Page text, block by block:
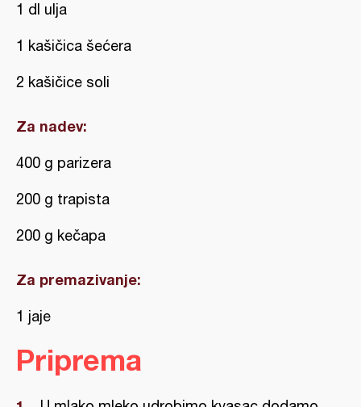
1 dl ulja
1 kašičica šećera
2 kašičice soli
Za nadev:
400 g parizera
200 g trapista
200 g kečapa
Za premazivanje:
1 jaje
Priprema